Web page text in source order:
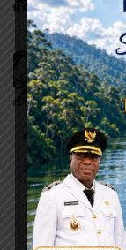
# Doa
# Pilkada